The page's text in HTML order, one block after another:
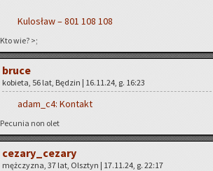
Ku­lo­sław – 801 108 108
Kto wie? >;
bruce
ko­bie­ta, 56 lat, Bę­dzin | 16.11.24, g. 16:23
adam_c4: Kon­takt
Pe­cu­nia non olet
ce­za­ry­_ce­za­ry
męż­czy­zna, 37 lat, Olsz­tyn | 17.11.24, g. 22:17